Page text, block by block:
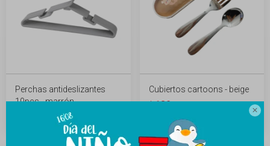

Perchas antideslizantes
10pcs - marrón
Cubiertos cartoons - beige
189